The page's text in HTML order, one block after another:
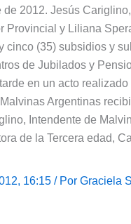
2012. Jesús
y Liliana
cinco (35) subsidios y
de Jubilados y
en un acto
Argentinas
Intendente de
de la Tercera edad,
16:15 / Por Graciela